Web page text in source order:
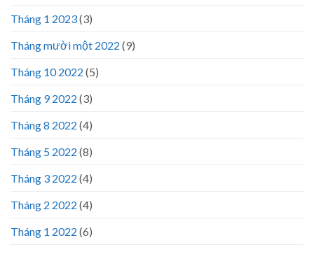
Tháng 1 2023(3)
Tháng mười một 2022 (9)
Tháng 10 2022 (5)
Tháng 9 2022 (3)
Tháng 8 2022 (4)
Tháng 5 2022 (8)
Tháng 3 2022 (4)
Tháng 2 2022 (4)
Tháng 1 2022 (6)